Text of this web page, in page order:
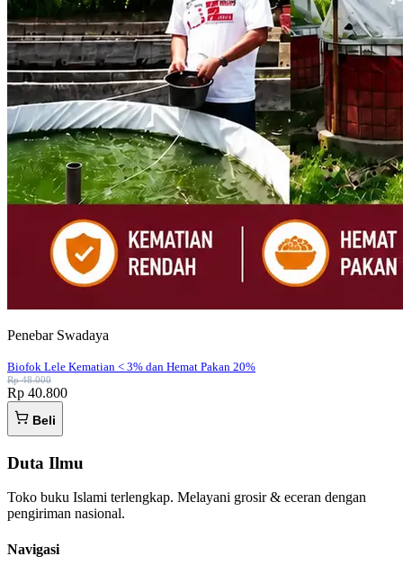
Penebar Swadaya
Biofok Lele Kematian < 3% dan Hemat Pakan 20%
Rp 48.000
Rp 40.800
Beli
Duta Ilmu
Toko buku Islami terlengkap. Melayani grosir & eceran dengan
pengiriman nasional.
Navigasi